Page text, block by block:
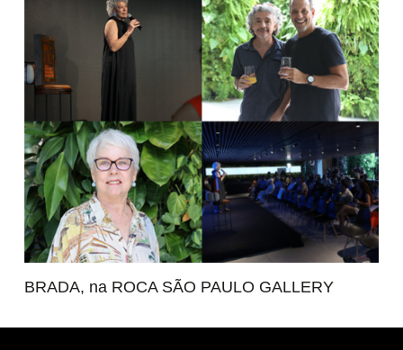
BRADA, na ROCA SÃO PAULO GALLERY